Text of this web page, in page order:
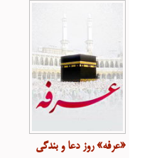
«عرفه» روز دعا و بندگی